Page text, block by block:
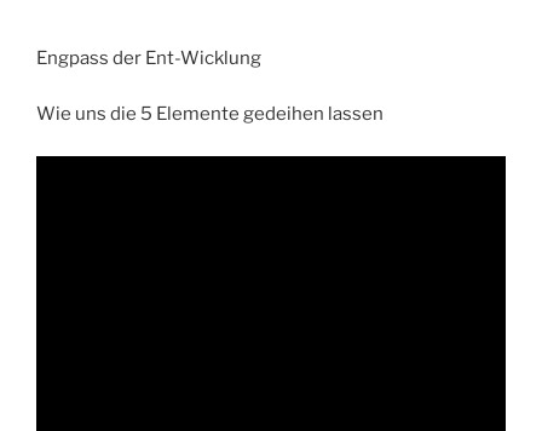
Engpass der Ent-Wicklung
Wie uns die 5 Elemente gedeihen lassen